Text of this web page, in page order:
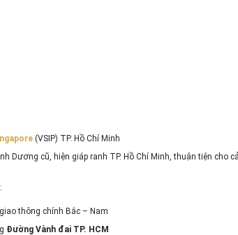
(VSIP) TP. Hồ Chí Minh
Dương cũ, hiện giáp ranh TP. Hồ Chí Minh, thuận tiện cho
:
thông chính Bắc – Nam
Đường Vành đai TP. HCM